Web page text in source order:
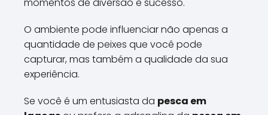
O ambiente pode influenciar não apenas a
quantidade de peixes que você pode
capturar, mas também a qualidade da sua
experiência.
Se você é um entusiasta da pesca em